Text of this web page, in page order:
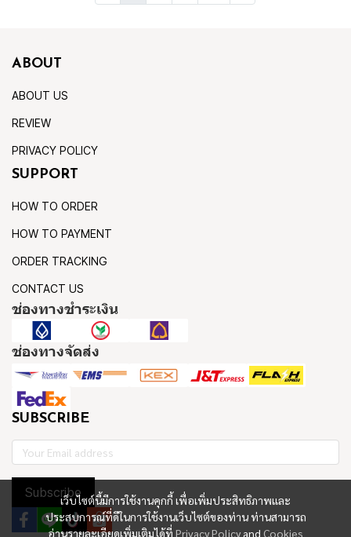
เว็บไซต์นี้มีการใช้งานคุกกี้ เพื่อเพิ่มประสิทธิภาพและ
ประสบการณ์ที่ดีในการใช้งานเว็บไซต์ของท่าน ท่านสามารถ
อ่านรายละเอียดเพิ่มเติมได้ที่ Privacy Policy and Cookies
ABOUT
ABOUT US
REVIEW
PRIVACY POLICY
SUPPORT
HOW TO ORDER
HOW TO PAYMENT
ORDER TRACKING
CONTACT US
ช่องทางชำระเงิน
ช่องทางจัดส่ง
SUBSCRIBE
Subscribe